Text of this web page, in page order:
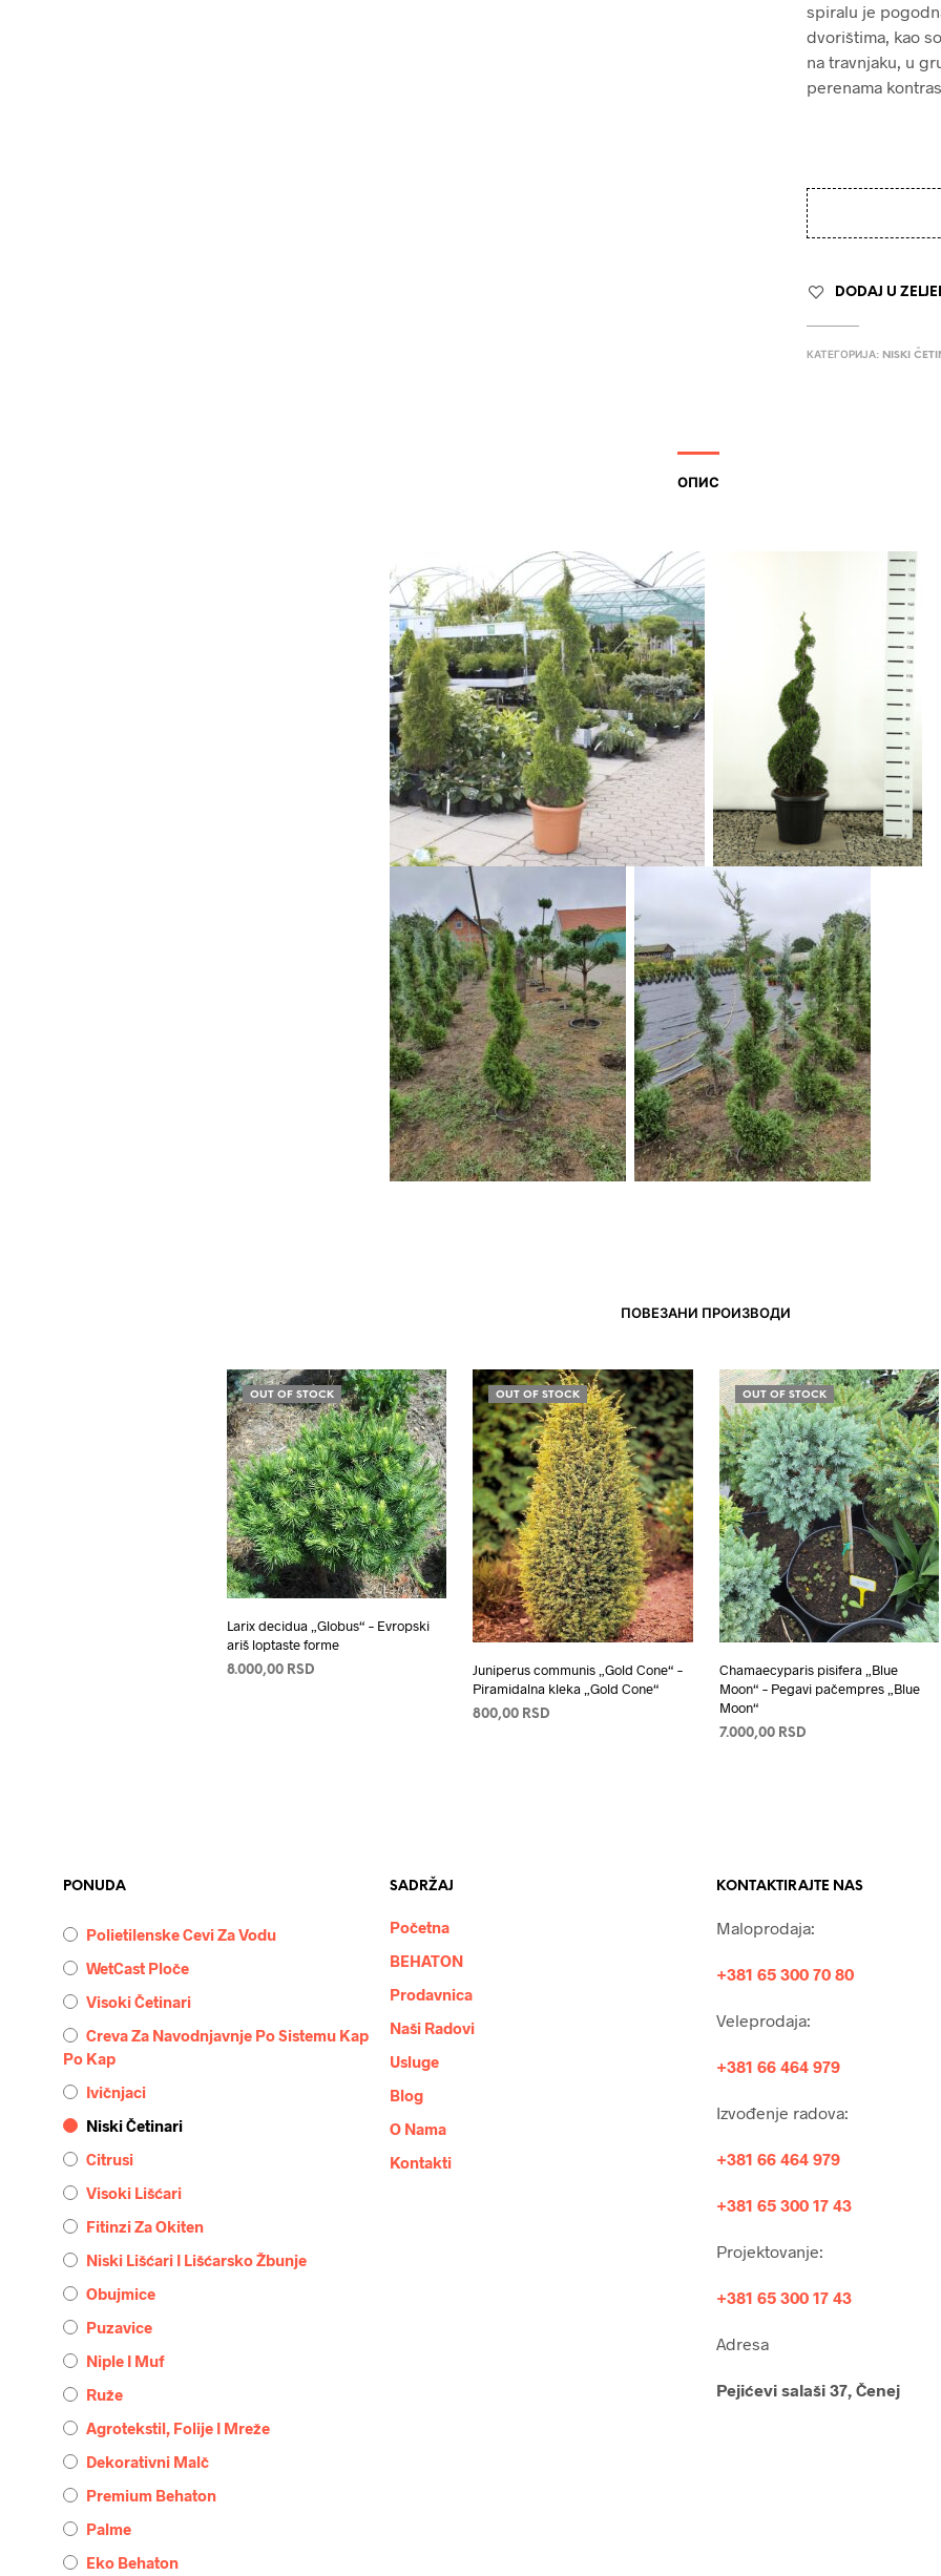
spiralu je
dvorištima, kao
na travnjaku, u
perenama
DODAJ U
КАТЕГОРИЈА: NISKI
ОПИС
ПОВЕЗАНИ ПРОИЗВОДИ
OUT OF STOCK
Larix decidua „Globus“ – Evropski
ariš loptaste forme
8.000,00 RSD
OUT OF STOCK
Juniperus communis „Gold Cone“ –
Piramidalna kleka „Gold Cone“
800,00 RSD
OUT OF STOCK
Chamaecyparis pisifera „Blue
Moon“ – Pegavi pačempres „Blue
Moon“
7.000,00 RSD
PONUDA
Polietilenske Cevi Za Vodu
WetCast Ploče
Visoki Četinari
Creva Za Navodnjavnje Po Sistemu Kap
Po Kap
Ivičnjaci
Niski Četinari
Citrusi
Visoki Lišćari
Fitinzi Za Okiten
Niski Lišćari I Lišćarsko Žbunje
Obujmice
Puzavice
Niple I Muf
Ruže
Agrotekstil, Folije I Mreže
Dekorativni Malč
Premium Behaton
Palme
Eko Behaton
SADRŽAJ
Početna
BEHATON
Prodavnica
Naši Radovi
Usluge
Blog
O Nama
Kontakti
KONTAKTIRAJTE NAS
Maloprodaja:
+381 65 300 70 80
Veleprodaja:
+381 66 464 979
Izvođenje radova:
+381 66 464 979
+381 65 300 17 43
Projektovanje:
+381 65 300 17 43
Adresa
Pejićevi salaši 37, Čenej